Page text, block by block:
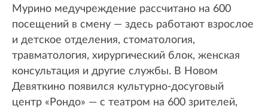
Мурино медучреждение рассчитано на 600
посещений в смену — здесь работают взрослое
и детское отделения, стоматология,
травматология, хирургический блок, женская
консультация и другие службы. В Новом
Девяткино появился культурно-досуговый
центр «Рондо» — с театром на 600 зрителей,